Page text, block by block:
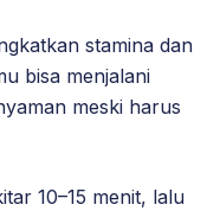
stamina dan
bisa menjalani
meski harus
10–15 menit, lalu